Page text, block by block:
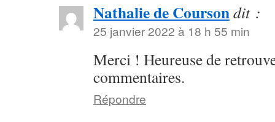
Nathalie de Coursondit :
25 janvier 2022 à 18 h 55 min
Merci ! Heureuse de
commentaires.
Répondre